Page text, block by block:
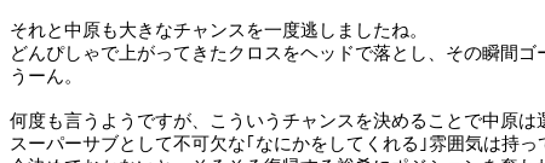
それと中原も大きなチャンスを一度逃しましたね。
どんぴしゃで上がってきたクロスをヘッドで落とし、その瞬間
うーん。
何度も言うようですが、こういうチャンスを決めることで中原は
スーパーサブとして不可欠な｢なにかをしてくれる｣雰囲気は持